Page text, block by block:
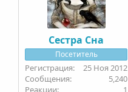
Сестра Сна
Посетитель
25 Ноя 2012
5,240
1